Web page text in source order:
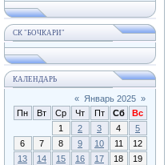
СК "БОЧКАРИ"
КАЛЕНДАРЬ
« Январь 2025 »
Пн
Вт Ср Чт Пт Сб
Вс
1
2 3 4
5
6
7 8 9 10 11
12
13
14 15 16 17 18
19